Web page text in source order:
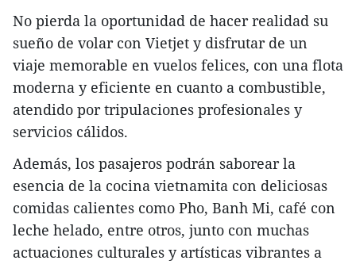
No pierda la oportunidad de hacer realidad su
sueño de volar con Vietjet y disfrutar de un
viaje memorable en vuelos felices, con una flota
moderna y eficiente en cuanto a combustible,
atendido por tripulaciones profesionales y
servicios cálidos.
Además, los pasajeros podrán saborear la
esencia de la cocina vietnamita con deliciosas
comidas calientes como Pho, Banh Mi, café con
leche helado, entre otros, junto con muchas
actuaciones culturales y artísticas vibrantes a